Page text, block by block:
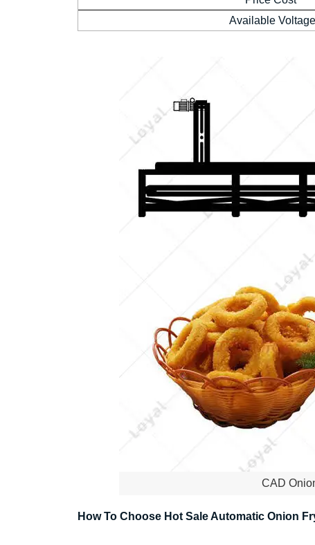
Available Voltage
CAD
How To Choose Hot Sale Automatic Onion